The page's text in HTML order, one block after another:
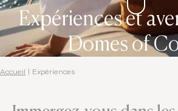
Expériences et
Domes of
Accueil Expériences